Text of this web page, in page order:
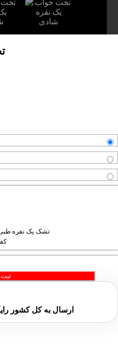
تشک یک نفره طبی فنری
کفی
ارسال به کل کشور